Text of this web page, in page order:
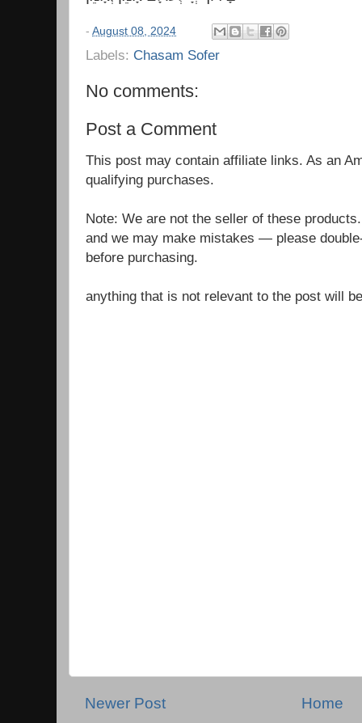
- August 08, 2024
Labels: Chasam Sofer
No comments:
Post a Comment
This post may contain affiliate links. As an
qualifying purchases.
Note: We are not the seller of these
and we may make mistakes — please
before purchasing.
anything that is not relevant to the post will
Newer Post Home